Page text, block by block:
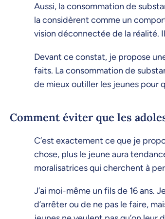
Aussi, la consommation de
la considèrent comme un
vision déconnectée de la réalité.
Devant ce constat, je propose
faits. La consommation de
de mieux outiller les jeunes pour
Comment éviter que les
C’est exactement ce que je
chose, plus le jeune aura
moralisatrices qui cherchent à
J’ai moi-même un fils de 16 ans.
d’arrêter ou de ne pas le faire,